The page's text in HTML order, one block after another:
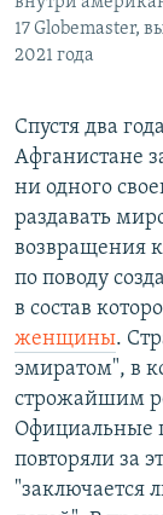
17 Globemaster,
2021 года
Спустя два
Афганистане
ни одного
раздавать
возвращения
по поводу
в состав
женщины.
эмиратом", в
строжайшим
Официальные
повторяли за
"заключается